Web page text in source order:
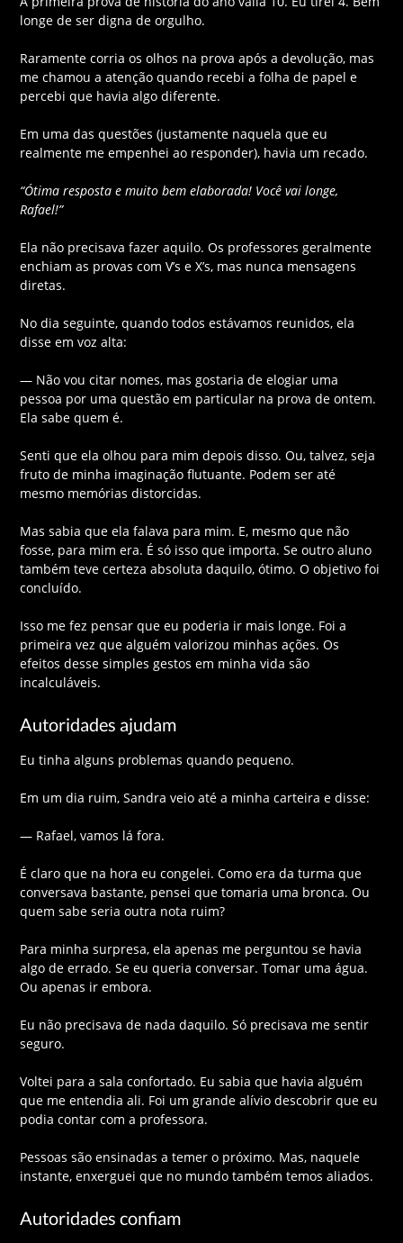
longe de ser digna de orgulho.
Raramente corria os olhos na prova após a devolução, mas
me chamou a atenção quando recebi a folha de papel e
percebi que havia algo diferente.
Em uma das questões (justamente naquela que eu
realmente me empenhei ao responder), havia um recado.
“Ótima resposta e muito bem elaborada! Você vai longe,
Rafael!”
Ela não precisava fazer aquilo. Os professores geralmente
enchiam as provas com V’s e X’s, mas nunca mensagens
diretas.
No dia seguinte, quando todos estávamos reunidos, ela
disse em voz alta:
— Não vou citar nomes, mas gostaria de elogiar uma
pessoa por uma questão em particular na prova de ontem.
Ela sabe quem é.
Senti que ela olhou para mim depois disso. Ou, talvez, seja
fruto de minha imaginação flutuante. Podem ser até
mesmo memórias distorcidas.
Mas sabia que ela falava para mim. E, mesmo que não
fosse, para mim era. É só isso que importa. Se outro aluno
também teve certeza absoluta daquilo, ótimo. O objetivo foi
concluído.
Isso me fez pensar que eu poderia ir mais longe. Foi a
primeira vez que alguém valorizou minhas ações. Os
efeitos desse simples gestos em minha vida são
incalculáveis.
Autoridades ajudam
Eu tinha alguns problemas quando pequeno.
Em um dia ruim, Sandra veio até a minha carteira e disse:
— Rafael, vamos lá fora.
É claro que na hora eu congelei. Como era da turma que
conversava bastante, pensei que tomaria uma bronca. Ou
quem sabe seria outra nota ruim?
Para minha surpresa, ela apenas me perguntou se havia
algo de errado. Se eu queria conversar. Tomar uma água.
Ou apenas ir embora.
Eu não precisava de nada daquilo. Só precisava me sentir
seguro.
Voltei para a sala confortado. Eu sabia que havia alguém
que me entendia ali. Foi um grande alívio descobrir que eu
podia contar com a professora.
Pessoas são ensinadas a temer o próximo. Mas, naquele
instante, enxerguei que no mundo também temos aliados.
Autoridades confiam